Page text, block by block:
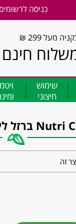
כניסה לרשומים
מעל 299 ₪
חינם
שימוש
חיצוני
זה